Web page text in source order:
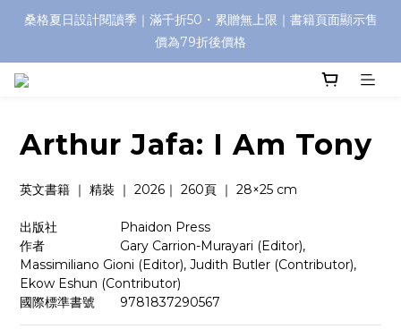
桑格夏日設計閱讀季｜滿千折50・累贈無上限｜書籍頁面顯示售
價為79折後價格
Arthur Jafa: I Am Tony
英文書籍 ｜ 精裝 ｜ 2026｜ 260頁 ｜ 28×25 cm
出版社　　   　    Phaidon Press
作者　　　　       Gary Carrion-Murayari (Editor),
Massimiliano Gioni (Editor), Judith Butler (Contributor),
Ekow Eshun (Contributor)
國際標準書號       9781837290567